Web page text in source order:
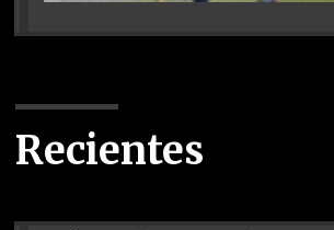
Recientes